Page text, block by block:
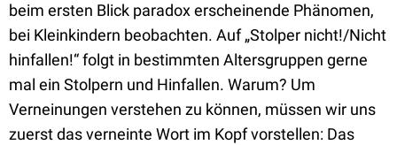
beim ersten Blick paradox erscheinende Phänomen,
bei Kleinkindern beobachten. Auf „Stolper nicht!/Nicht
hinfallen!“ folgt in bestimmten Altersgruppen gerne
mal ein Stolpern und Hinfallen. Warum? Um
Verneinungen verstehen zu können, müssen wir uns
zuerst das verneinte Wort im Kopf vorstellen: Das